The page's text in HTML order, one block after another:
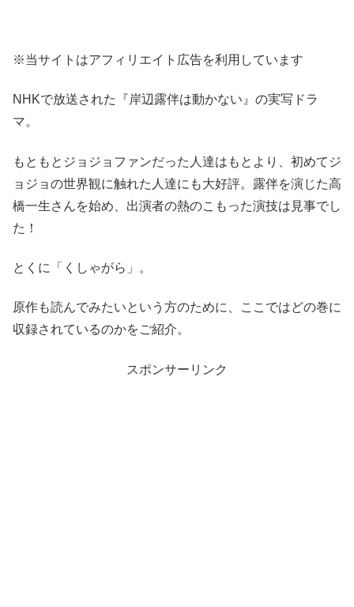
※当サイトはアフィリエイト広告を利用しています
NHKで放送された『岸辺露伴は動かない』の実写ドラ
マ。
もともとジョジョファンだった人達はもとより、初めてジ
ョジョの世界観に触れた人達にも大好評。露伴を演じた高
橋一生さんを始め、出演者の熱のこもった演技は見事でし
た！
とくに「くしゃがら」。
原作も読んでみたいという方のために、ここではどの巻に
収録されているのかをご紹介。
スポンサーリンク